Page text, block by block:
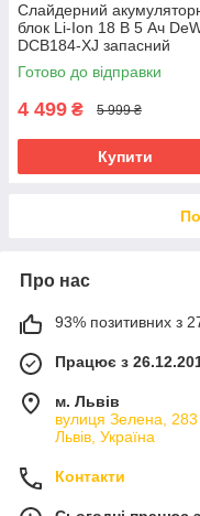
Слайдерний
блок Li-Ion 18 В 5 Ач
DCB184-XJ запасний
акумулятор для
електроінструменту АКБ
іон
Готово до відправки
4 499 ₴ 5 999 ₴
Купити
Про нас
93% позитивних з
Працює з
м. Львів
вулиця Зелена, 283
Львів, Україна
Контакти